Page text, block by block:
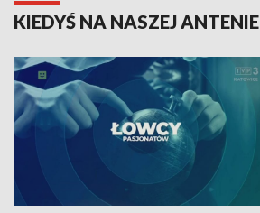
KIEDYŚ NA NASZEJ ANTENIE